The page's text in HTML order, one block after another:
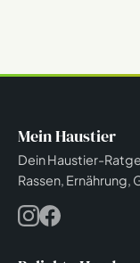
Mein Haustier
Dein Haustier-
Rassen, Ernährung,